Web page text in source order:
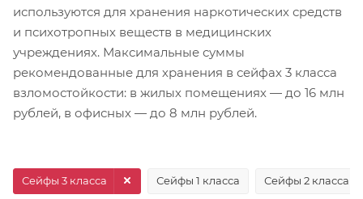
используются для хранения наркотических средств
и психотропных веществ в медицинских
учреждениях. Максимальные суммы
рекомендованные для хранения в сейфах 3 класса
взломостойкости: в жилых помещениях — до 16 млн
рублей, в офисных — до 8 млн рублей.
Сейфы 1 класса Сейфы 2 класса
Сейфы 3 класса